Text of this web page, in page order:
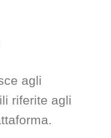
agli
riferite agli